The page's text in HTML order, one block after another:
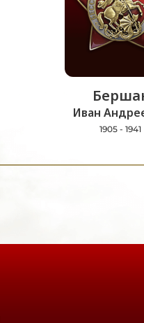
Иван
1905 - 1941